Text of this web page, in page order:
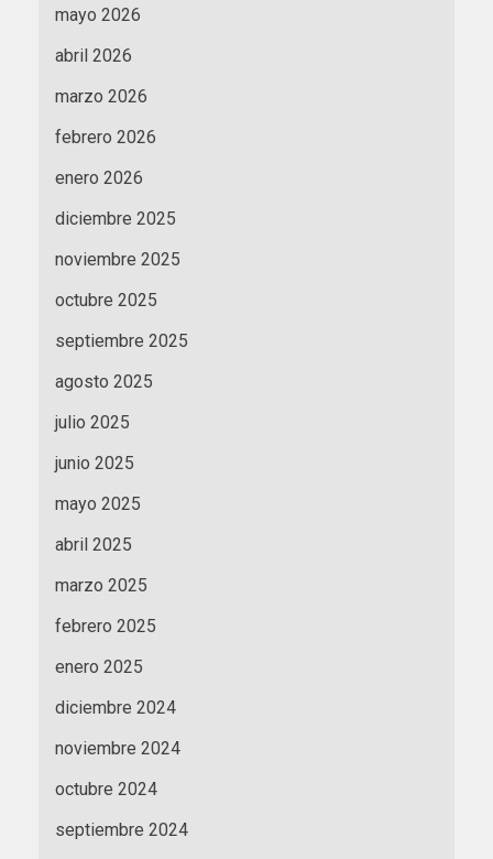
mayo 2026
abril 2026
marzo 2026
febrero 2026
enero 2026
diciembre 2025
noviembre 2025
octubre 2025
septiembre 2025
agosto 2025
julio 2025
junio 2025
mayo 2025
abril 2025
marzo 2025
febrero 2025
enero 2025
diciembre 2024
noviembre 2024
octubre 2024
septiembre 2024